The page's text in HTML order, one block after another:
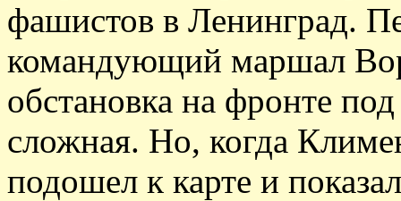
фашистов в Ленинград.
командующий маршал
обстановка на фронте
сложная. Но, когда
подошел к карте и